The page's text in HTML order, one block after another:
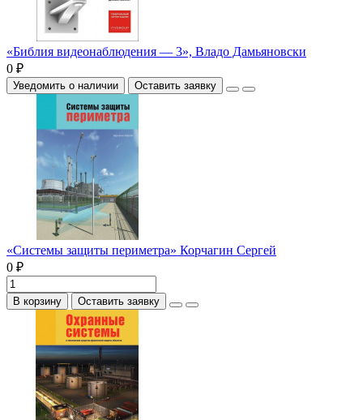
«Библия видеонаблюдения — 3», Владо Дамьяновски
0 ₽
Уведомить о наличии Оставить заявку
«Системы защиты периметра» Корчагин Сергей
0 ₽
В корзину Оставить заявку